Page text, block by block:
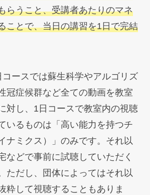
らうこと、受講者あたりのマネ
ことで、当日の講習を1日で完結
ースでは蘇生科学やアルゴリズ
冠症候群など全ての動画を教室
対し、1日コースで教室内の視聴
いるものは「高い能力を持つチ
ナミクス）」のみです。それ以
などで事前に試聴していただく
ただし、団体によってはそれ以
粋して視聴することもありま